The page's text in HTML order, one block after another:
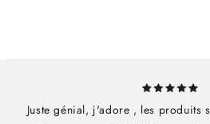
Juste génial, j'adore , les produits